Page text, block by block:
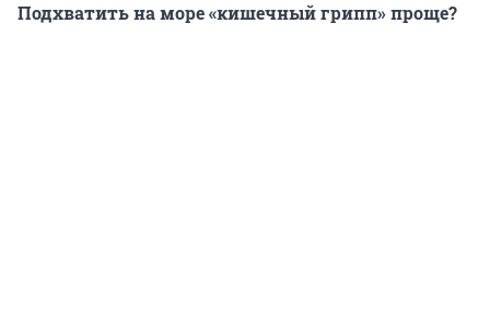
Подхватить на море «кишечный грипп» проще?